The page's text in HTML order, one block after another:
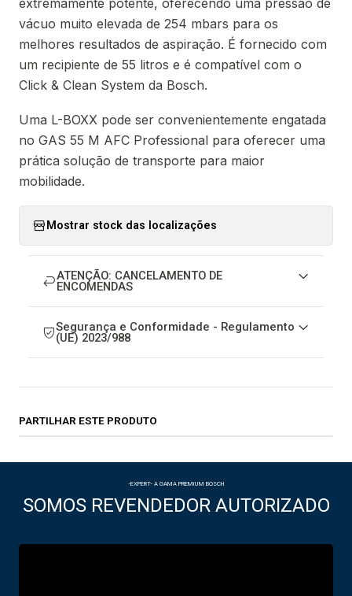
extremamente potente, oferecendo uma pressão de
vácuo muito elevada de 254 mbars para os
melhores resultados de aspiração. É fornecido com
um recipiente de 55 litros e é compatível com o
Click & Clean System da Bosch.
Uma L-BOXX pode ser convenientemente engatada
no GAS 55 M AFC Professional para oferecer uma
prática solução de transporte para maior
mobilidade.
Mostrar stock das localizações
ATENÇÃO: CANCELAMENTO DE
ENCOMENDAS
Segurança e Conformidade - Regulamento
(UE) 2023/988
PARTILHAR ESTE PRODUTO
-EXPERT- A GAMA PREMIUM BOSCH
SOMOS REVENDEDOR AUTORIZADO